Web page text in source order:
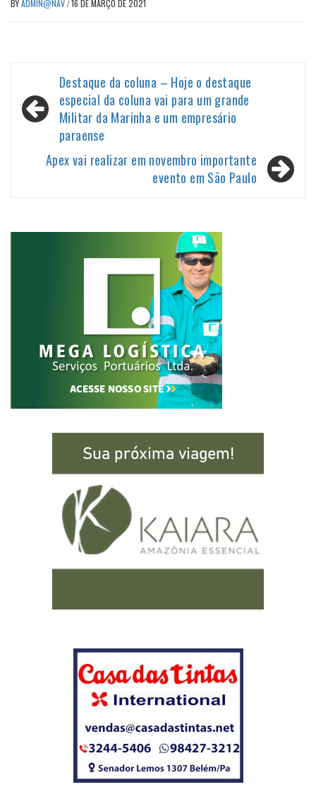
BYADMIN@NAV/16 DE MARÇO DE 2021
Navegação
de
Post
Destaque da coluna – Hoje o destaque
especial da coluna vai para um grande
Militar da Marinha e um empresário
paraense
Apex vai realizar em novembro importante
evento em São Paulo